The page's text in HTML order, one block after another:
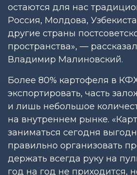
остаются для нас
Россия, Молдова,
другие страны
пространства», —
Владимир Малиновский.
Более 80% картофеля в
экспортировать, часть
и лишь небольшое
на внутреннем рынке.
заниматься сегодня
правильно организовать
держать всегда руку на
год на год не приходится,